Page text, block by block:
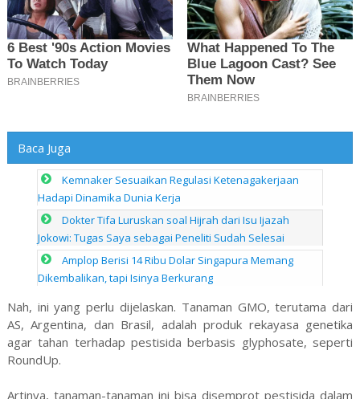
Baca Juga
Kemnaker Sesuaikan Regulasi Ketenagakerjaan
Hadapi Dinamika Dunia Kerja
Dokter Tifa Luruskan soal Hijrah dari Isu Ijazah
Jokowi: Tugas Saya sebagai Peneliti Sudah Selesai
Amplop Berisi 14 Ribu Dolar Singapura Memang
Dikembalikan, tapi Isinya Berkurang
Nah, ini yang perlu dijelaskan. Tanaman GMO, terutama dari
AS, Argentina, dan Brasil, adalah produk rekayasa genetika
agar tahan terhadap pestisida berbasis glyphosate, seperti
RoundUp.
Artinya, tanaman-tanaman ini bisa disemprot pestisida dalam